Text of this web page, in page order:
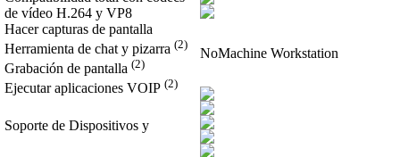
de vídeo H.264 y VP8
Hacer capturas de pantalla
Herramienta de chat y pizarra (2)
Grabación de pantalla (2)
Ejecutar aplicaciones VOIP (2)
Soporte de Dispositivos y
NoMachine Workstation